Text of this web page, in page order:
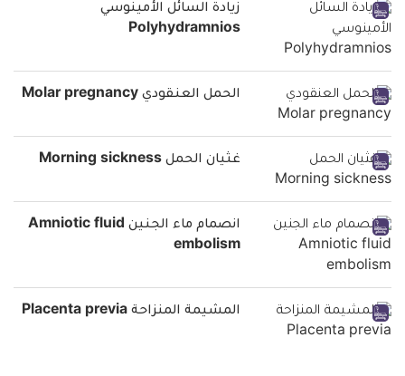
زيادة السائل الأمينوسي
Polyhydramnios
الحمل العنقودي Molar pregnancy
غثيان الحمل Morning sickness
انصمام ماء الجنين Amniotic fluid
embolism
المشيمة المنزاحة Placenta previa